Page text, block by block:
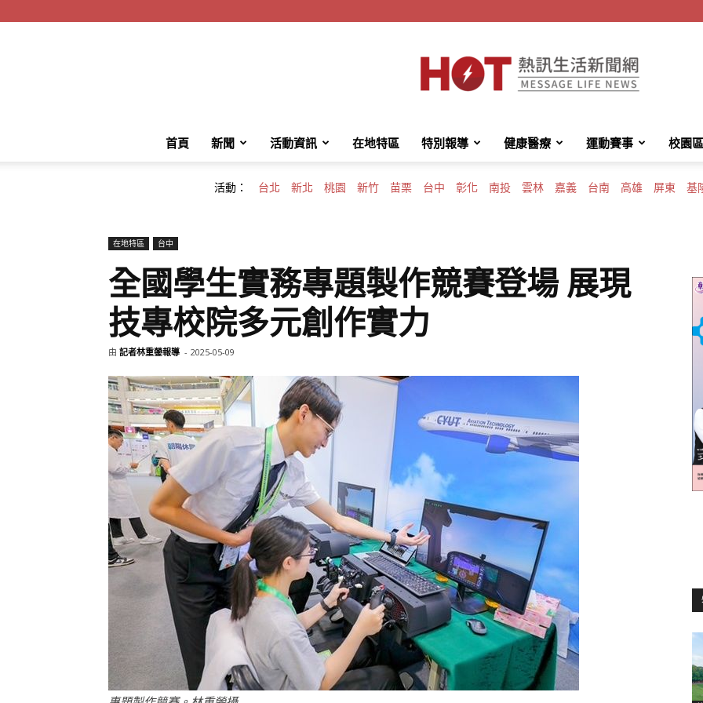
HotMessage
生
活
新
首頁 新聞 活動資訊 在地特區 特別報導 健康醫療 運動賽事 校園區
活動： 台北 新北 桃園 新竹 苗栗 台中 彰化 南投 雲林 嘉義 台南 高雄 屏東 基
在地特區 台中
全國學生實務專題製作競賽登場 展現
技專校院多元創作實力
由 記者林重鎣報導 - 2025-05-09